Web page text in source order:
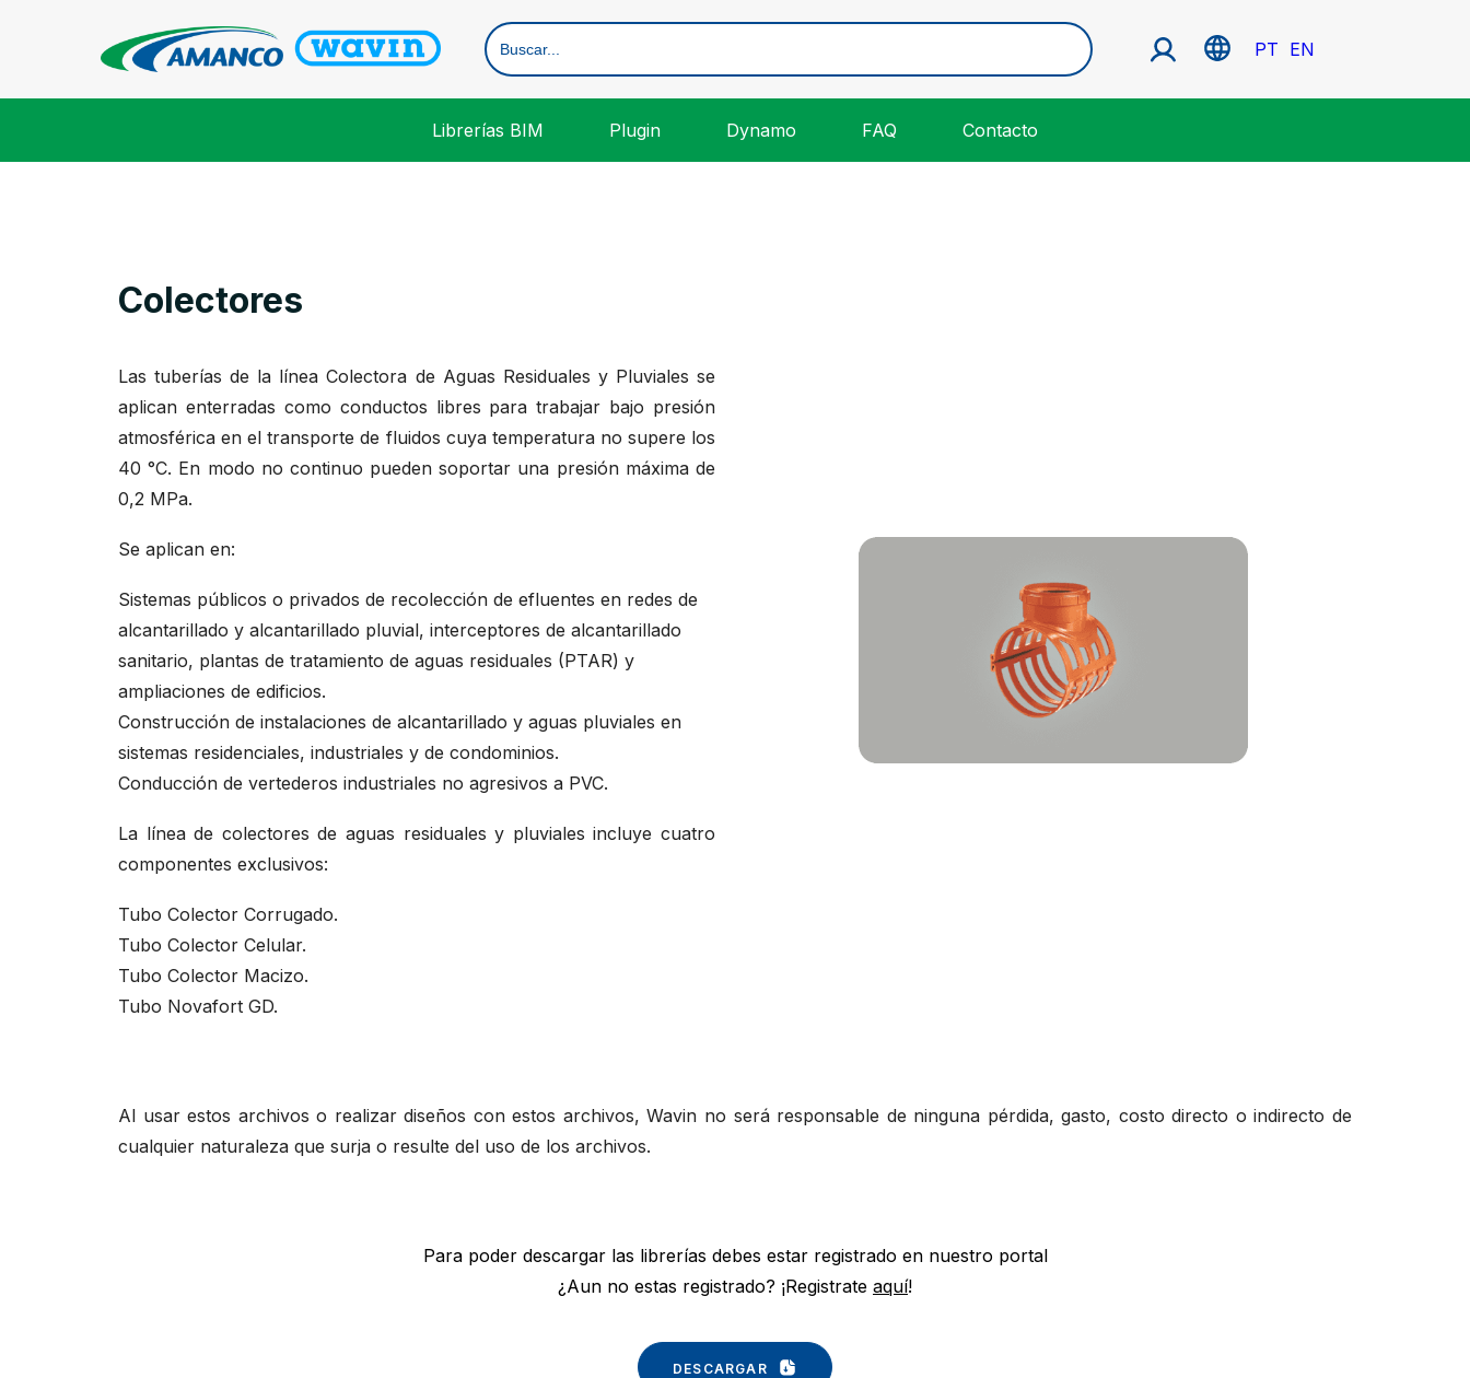
Search
for:
PT EN
Librerías BIM Plugin Dynamo FAQ Contacto
Colectores
Las tuberías de la línea Colectora de Aguas Residuales y Pluviales se
aplican enterradas como conductos libres para trabajar bajo presión
atmosférica en el transporte de fluidos cuya temperatura no supere los
40 °C. En modo no continuo pueden soportar una presión máxima de
0,2 MPa.
Se aplican en:
Sistemas públicos o privados de recolección de efluentes en redes de
alcantarillado y alcantarillado pluvial, interceptores de alcantarillado
sanitario, plantas de tratamiento de aguas residuales (PTAR) y
ampliaciones de edificios.
Construcción de instalaciones de alcantarillado y aguas pluviales en
sistemas residenciales, industriales y de condominios.
Conducción de vertederos industriales no agresivos a PVC.
La línea de colectores de aguas residuales y pluviales incluye cuatro
componentes exclusivos:
Tubo Colector Corrugado.
Tubo Colector Celular.
Tubo Colector Macizo.
Tubo Novafort GD.
Al usar estos archivos o realizar diseños con estos archivos, Wavin no será responsable de ninguna pérdida, gasto, costo directo o indirecto de
cualquier naturaleza que surja o resulte del uso de los archivos.
Para poder descargar las librerías debes estar registrado en nuestro portal
¿Aun no estas registrado? ¡Registrate aquí!
DESCARGAR